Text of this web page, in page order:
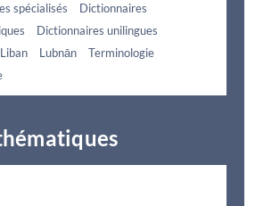
spécialisés
Dictionnaires
Dictionnaires unilingues
Liban Lubnān
Terminologie